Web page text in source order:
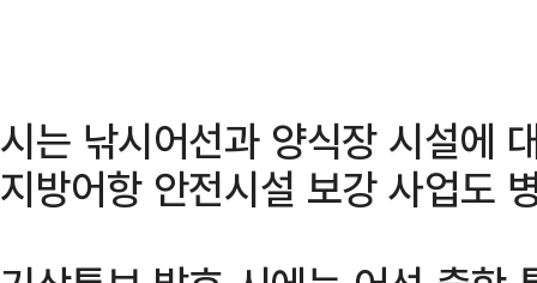
시는 낚시어선과 양식장 시설에
지방어항 안전시설 보강 사업도